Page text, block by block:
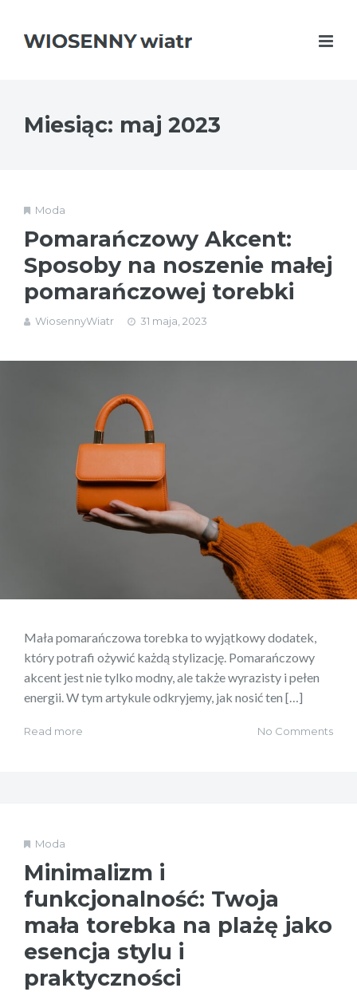
Miesiąc: maj 2023
Moda
Pomarańczowy Akcent:
Sposoby na noszenie małej
pomarańczowej torebki
WiosennyWiatr 31 maja, 2023
Mała pomarańczowa torebka to wyjątkowy dodatek,
który potrafi ożywić każdą stylizację. Pomarańczowy
akcent jest nie tylko modny, ale także wyrazisty i pełen
energii. W tym artykule odkryjemy, jak nosić ten […]
Read more No Comments
Moda
Minimalizm i
funkcjonalność: Twoja
mała torebka na plażę jako
esencja stylu i
praktyczności